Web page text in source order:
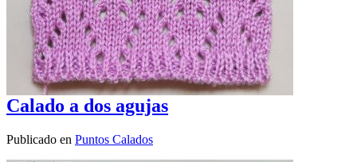
Calado a dos agujas
Publicado en Puntos Calados